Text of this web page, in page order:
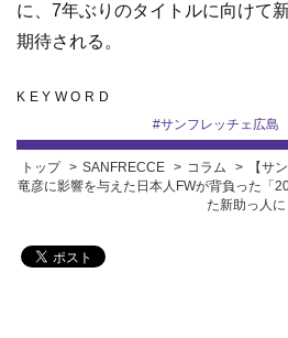
に、7年ぶりのタイトルに向けて
期待される。
KEYWORD
#サンフレッチェ広島
トップ SANFRECCE コラム
【サ
竜彦に影響を与えた日本人FWが背負った「
た新助っ人に